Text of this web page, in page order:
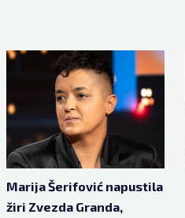
Marija Šerifović napustila
žiri Zvezda Granda,